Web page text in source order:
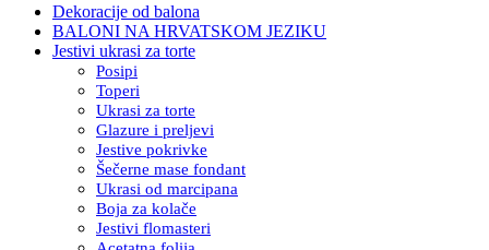
Dekoracije od balona
BALONI NA HRVATSKOM JEZIKU
Jestivi ukrasi za torte
Posipi
Toperi
Ukrasi za torte
Glazure i preljevi
Jestive pokrivke
Šečerne mase fondant
Ukrasi od marcipana
Boja za kolače
Jestivi flomasteri